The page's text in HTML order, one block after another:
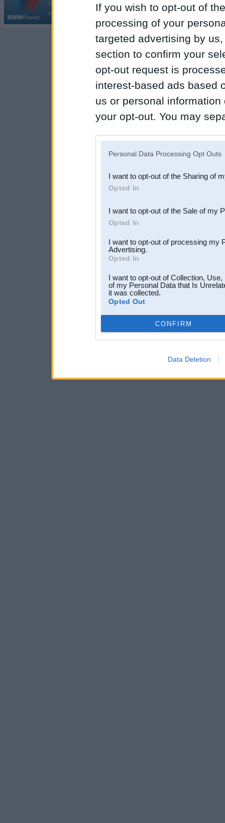
If you wish to opt-out of
processing of your
targeted advertising by
section to confirm your
opt-out request is
interest-based ads based
us or personal
your opt-out. You may
Downstream Participants
third parties.
Personal Data Processing Opt Outs
I want to opt-out of the Sharing of
Opted In
I want to opt-out of the Sale of my
Opted In
I want to opt-out of processing my
Advertising.
Opted In
I want to opt-out of Collection,
of my Personal Data that Is
it was collected.
Opted Out
CONFIRM
Data Deletion
BMW AG.
Par BMWPower
|Reklāma
Galvena |